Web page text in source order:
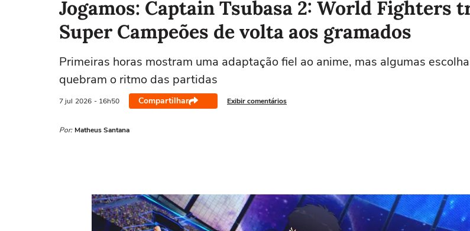
Jogamos: Captain Tsubasa 2: World Fighters
Super Campeões de volta aos gramados
Primeiras horas mostram uma adaptação fiel ao anime, mas algumas
quebram o ritmo das partidas
7 jul 2026 - 16h50 Compartilhar Exibir comentários
Por: Matheus Santana